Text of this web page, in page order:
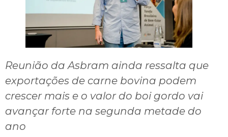
Reunião da Asbram ainda ressalta que
exportações de carne bovina podem
crescer mais e o valor do boi gordo vai
avançar forte na segunda metade do
ano